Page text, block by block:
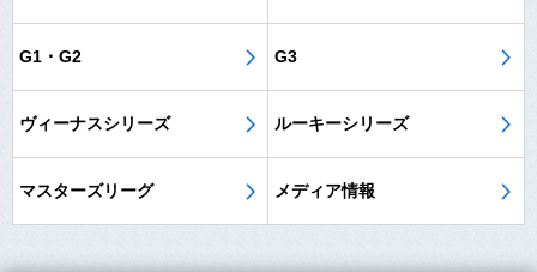
G1・G2 G3
ヴィーナスシリーズ ルーキーシリーズ
マスターズリーグ メディア情報